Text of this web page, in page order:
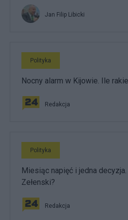
Jan Filip Libicki
Polityka
Nocny alarm w Kijowie. Ile
Redakcja
Polityka
Miesiąc napięć i jedna
Zełenski?
Redakcja